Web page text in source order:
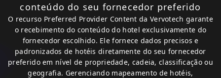
conteúdo do seu fornecedor preferido
O recurso Preferred Provider Content da Vervotech garante
o recebimento do conteúdo do hotel exclusivamente do
fornecedor escolhido. Ele fornece dados precisos e
padronizados de hotéis diretamente do seu fornecedor
preferido em nível de propriedade, cadeia, classificação ou
geografia. Gerenciando mapeamento de hotéis,
Clientes
Recursos
Fornecedor